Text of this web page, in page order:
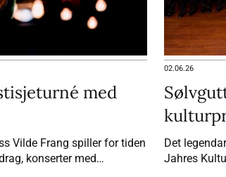
med
Vilde Frang spiller for tiden
konserter med
02.06.26
Det
Jahres